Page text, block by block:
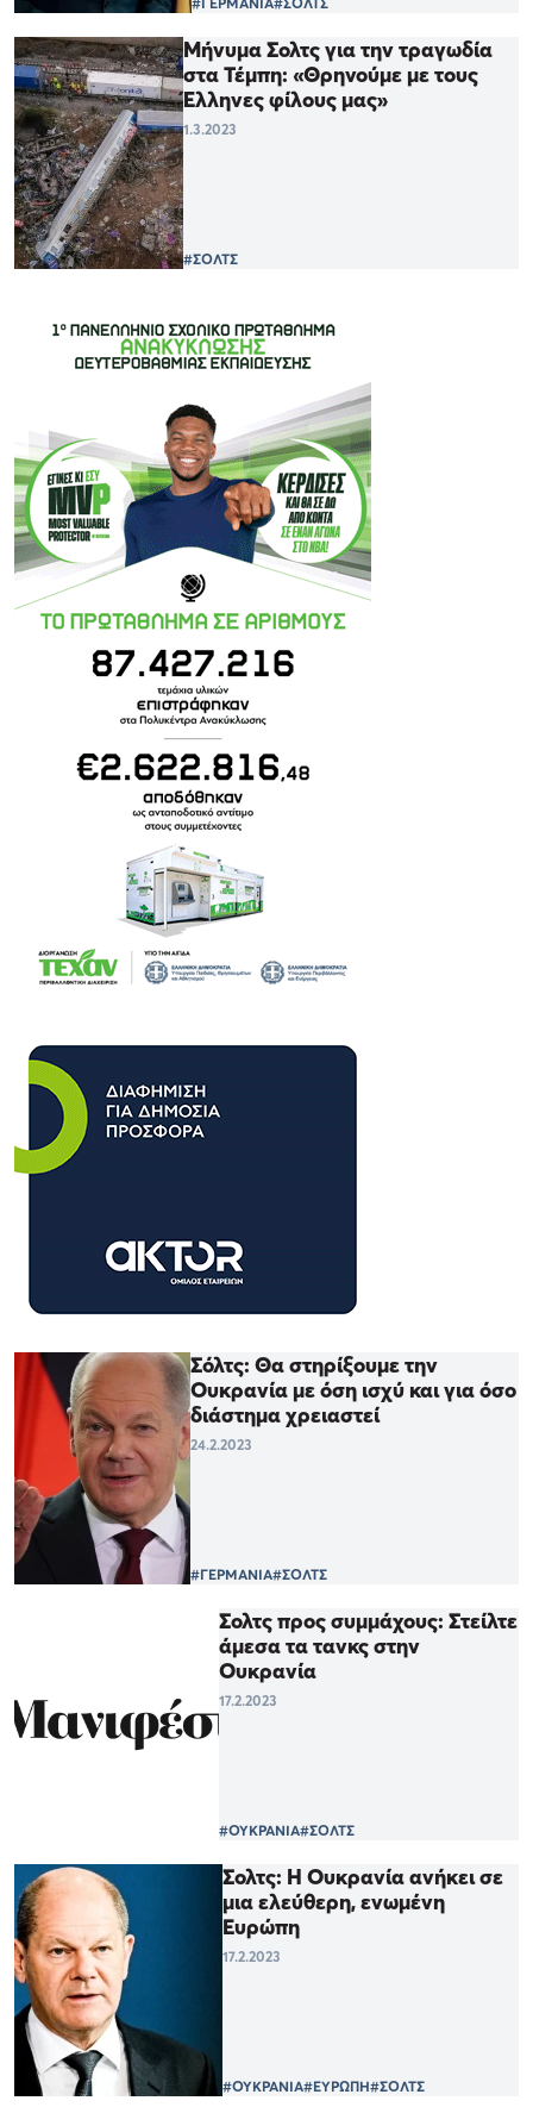
Μήνυμα Σολτς για την τραγωδία
στα Τέμπη: «Θρηνούμε με τους
Έλληνες φίλους μας»
1.3.2023
#ΣΟΛΤΣ
Σόλτς: Θα στηρίξουμε την
Ουκρανία με όση ισχύ και για όσο
διάστημα χρειαστεί
24.2.2023
#ΓΕΡΜΑΝΙΑ#ΣΟΛΤΣ
Σολτς προς συμμάχους: Στείλτε
άμεσα τα τανκς στην
Ουκρανία
17.2.2023
#ΟΥΚΡΑΝΙΑ#ΣΟΛΤΣ
Σολτς: Η Ουκρανία ανήκει σε
μια ελεύθερη, ενωμένη
Ευρώπη
17.2.2023
#ΟΥΚΡΑΝΙΑ#ΕΥΡΩΠΗ#ΣΟΛΤΣ